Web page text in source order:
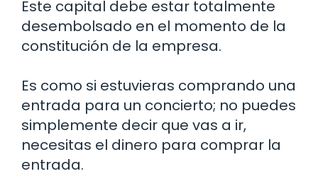
Este capital debe estar totalmente
desembolsado en el momento de la
constitución de la empresa.
Es como si estuvieras comprando una
entrada para un concierto; no puedes
simplemente decir que vas a ir,
necesitas el dinero para comprar la
entrada.